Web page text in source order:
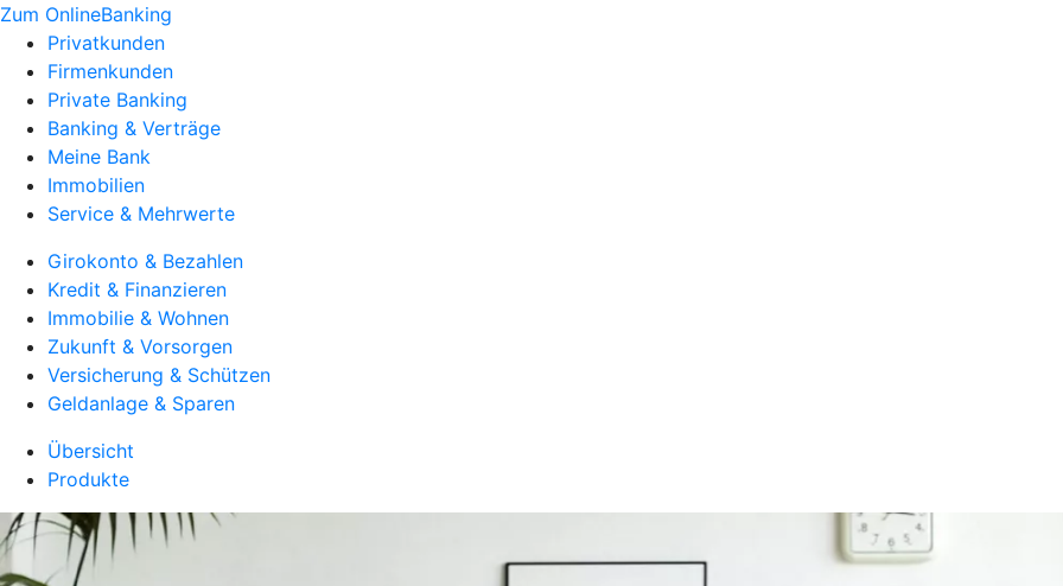
Zum OnlineBanking
Privatkunden
Firmenkunden
Private Banking
Banking & Verträge
Meine Bank
Immobilien
Service & Mehrwerte
Girokonto & Bezahlen
Kredit & Finanzieren
Immobilie & Wohnen
Zukunft & Vorsorgen
Versicherung & Schützen
Geldanlage & Sparen
Übersicht
Produkte